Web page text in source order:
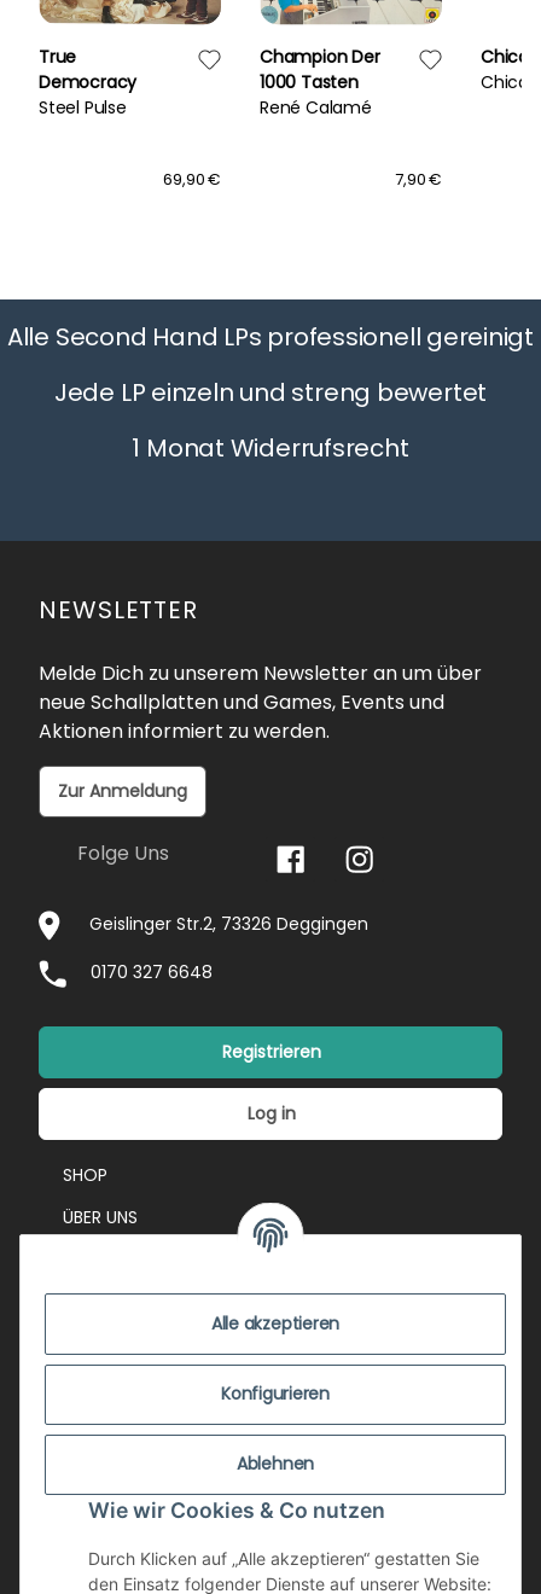
Alle akzeptieren
Konfigurieren
Ablehnen
Wie wir Cookies & Co nutzen
Durch Klicken auf „Alle akzeptieren“ gestatten Sie
den Einsatz folgender Dienste auf unserer Website:
True
Democracy
Steel Pulse
69,90 €
Champion Der
1000 Tasten
René Calamé
7,90 €
Alle Second Hand LPs professionell gereinigt
Jede LP einzeln und streng bewertet
1 Monat Widerrufsrecht
NEWSLETTER
Melde Dich zu unserem Newsletter an um über
neue Schallplatten und Games, Events und
Aktionen informiert zu werden.
Zur Anmeldung
Folge Uns
Geislinger Str.2, 73326 Deggingen
0170 327 6648
Registrieren
Log in
SHOP
ÜBER UNS
ZUSTANDSBEWERTUNG
ZAHLUNGSMÖGLICHKEITEN
AGB
WIDERRUFSRECHT